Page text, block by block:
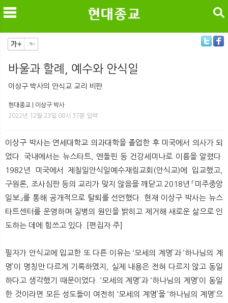
메
검색
바울과 할례, 예수와 안식일
이상구 박사의 안식교 교리 비판
현대종교 | 이상구 박사
2022년 12월 23일 08시 37분 입력
이상구 박사는 연세대학교 의과대학을 졸업한 후 미국에서 의사가 되
었다. 국내에서는 뉴스타트, 엔돌핀 등 건강세미나로 이름을 알렸다.
1982년 미국에서 제칠일안식일예수재림교회(안식교)에 입교했고,
구원론, 조사심판 등의 교리가 맞지 않음을 깨닫고 2018년 「미주중앙
일보」를 통해 공개적으로 탈퇴를 선언했다. 현재 이상구 박사는 뉴스
타트센터를 운영하며 질병의 원인을 밝히고 제거해 새로운 삶으로 인
도하는 데에 힘쓰고 있다. [편집자 주]
필자가 안식교에 입교한 또 다른 이유는 ‘모세의 계명’과 ‘하나님의 계
명’이 명칭만 다르게 기록하였지, 실제 내용은 전혀 다르지 않고 동일
하다고 생각했기 때문이었다. ‘모세의 계명’과 ‘하나님의 계명’이 동일
한 것이라면 모든 성도들이 여전히 ‘모세의 계명’을 ‘하나님의 계명’으